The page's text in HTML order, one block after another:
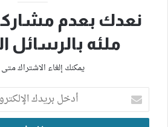
نعدك بعدم
ملئه بالرسائل
يمكنك إلغاء الاشتراك
أدخل
بريدك
الإلكتروني